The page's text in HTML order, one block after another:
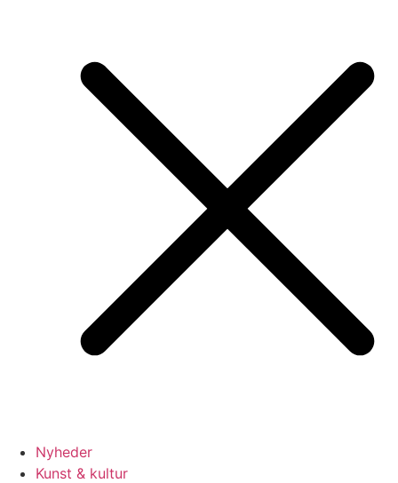
Nyheder
Kunst & kultur